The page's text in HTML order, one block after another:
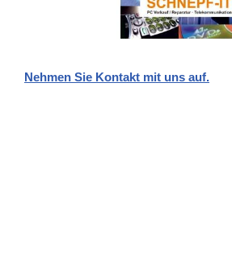
Nehmen Sie Kontakt mit uns auf.